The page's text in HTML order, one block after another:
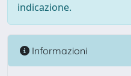
indicazione.
Informazioni